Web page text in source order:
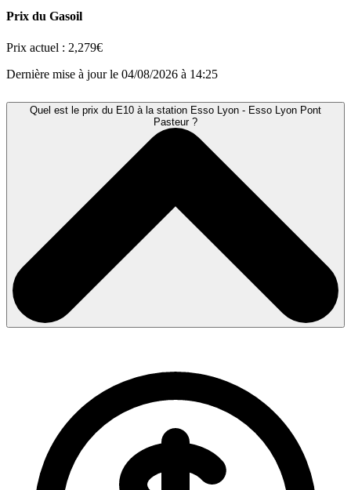
Prix du Gasoil
Prix actuel : 2,279€
Dernière mise à jour le 04/08/2026 à 14:25
Quel est le prix du E10 à la station Esso Lyon - Esso Lyon Pont
Pasteur ?